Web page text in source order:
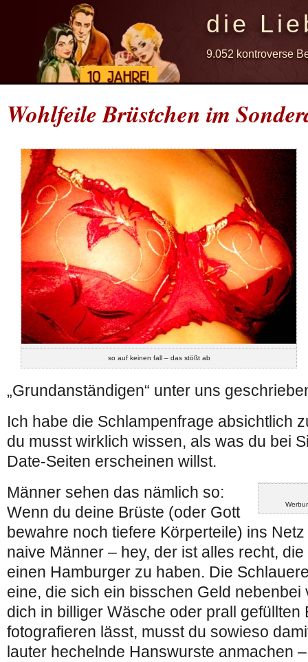
die
9.052 kontroverse
Wohlfeile Brüstchen im
so auf keinen fall – das stößt ab
„Grundanständigen“ unter uns
Ich habe die Schlampenfrage absichtlich
du musst wirklich wissen, als was du bei
Date-Seiten erscheinen willst.
Männer sehen das nämlich so:
Wenn du deine Brüste (oder Gott
bewahre noch tiefere Körperteile) ins
naive Männer – hey, der ist alles recht,
einen Hamburger zu haben. Die
eine, die sich ein bisschen Geld
dich in billiger Wäsche oder prall gefüllten
fotografieren lässt, musst du sowieso
lauter hechelnde Hanswurste anmachen